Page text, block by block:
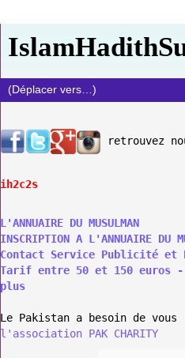
retrouvez
ih2c2s
L'ANNUAIRE DU MUSULMAN
INSCRIPTION A L'ANNUAIRE DU
Contact Service Publicité et
Tarif entre 50 et 150 euros
plus
Le Pakistan a besoin de vous
l'association PAK CHARITY